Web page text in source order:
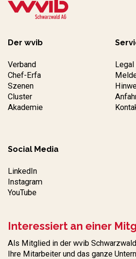
Der wvib
Verband
Chef-Erfa
Szenen
Cluster
Akademie
Legal
Social Media
LinkedIn
Instagram
YouTube
Interessiert an einer
Als Mitglied in der wvib
Ihre Mitarbeiter und das ganze